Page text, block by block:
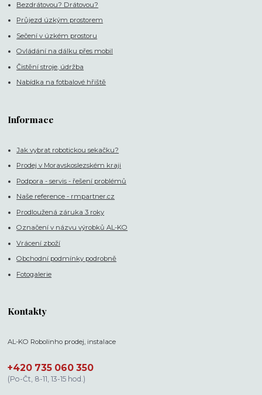
Bezdrátovou? Drátovou?
Průjezd úzkým prostorem
Sečení v úzkém prostoru
Ovládání na dálku přes mobil
Čistění stroje, údržba
Nabídka na fotbalové hřiště
Informace
Jak vybrat robotickou sekačku?
Prodej v Moravskoslezském kraji
Podpora - servis - řešení problémů
Naše reference - rmpartner.cz
Prodloužená záruka 3 roky
Označení v názvu výrobků AL-KO
Vrácení zboží
Obchodní podmínky podrobně
Fotogalerie
Kontakty
AL-KO Robolinho prodej, instalace
+420 735 060 350
(Po-Čt, 8-11, 13-15 hod.)